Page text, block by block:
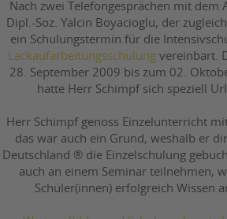
Nach zwei Telefongesprächen mit dem
Dipl.-Soz. Yalcin Boyacioglu, der
ein Schulungstermin für die
Lackaufarbeitungsschulungvereinbart.
28. September 2009 bis zum 02.
hatte Herr Schimpf sich speziell
Herr Schimpf genoss Einzelunterricht
das war auch ein Grund, weshalb er
Deutschland ® die Einzelschulung
auch an einem Seminar teilnehmen,
Schüler(innen) erfolgreich Wissen